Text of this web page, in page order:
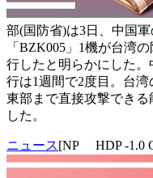
部(国防省)は3日、中国
「BZK005」1機が台湾
行したと明らかにした
行は1週間で2度目。台
東部まで直接攻撃でき
した。
ニュース[NP HDP -1.0